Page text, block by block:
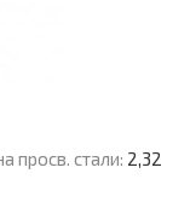
просв. стали: 2,32